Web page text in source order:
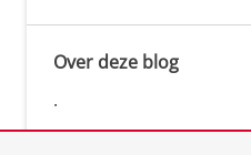
Over deze blog
.